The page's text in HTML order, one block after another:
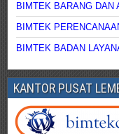
BIMTEK BARANG DAN
BIMTEK
BIMTEK BADAN
KANTOR PUSAT